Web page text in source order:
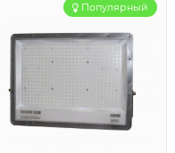
Популярный